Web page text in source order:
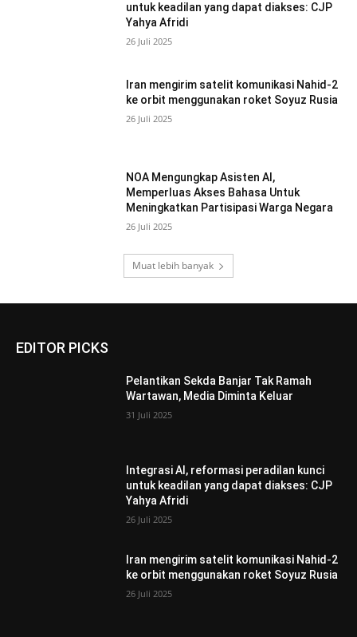
untuk keadilan yang dapat diakses: CJP
Yahya Afridi
26 Juli 2025
Iran mengirim satelit komunikasi Nahid-2
ke orbit menggunakan roket Soyuz Rusia
26 Juli 2025
NOA Mengungkap Asisten AI,
Memperluas Akses Bahasa Untuk
Meningkatkan Partisipasi Warga Negara
26 Juli 2025
Muat lebih banyak
EDITOR PICKS
Pelantikan Sekda Banjar Tak Ramah
Wartawan, Media Diminta Keluar
31 Juli 2025
Integrasi AI, reformasi peradilan kunci
untuk keadilan yang dapat diakses: CJP
Yahya Afridi
26 Juli 2025
Iran mengirim satelit komunikasi Nahid-2
ke orbit menggunakan roket Soyuz Rusia
26 Juli 2025